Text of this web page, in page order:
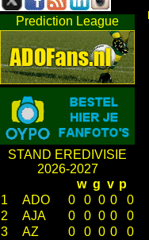
Prediction League
STAND EREDIVISIE
2026-2027
w g v p
1
ADO 0 0 0 0
0
2
AJA 0 0 0 0
0
3
AZ 0 0 0 0
0